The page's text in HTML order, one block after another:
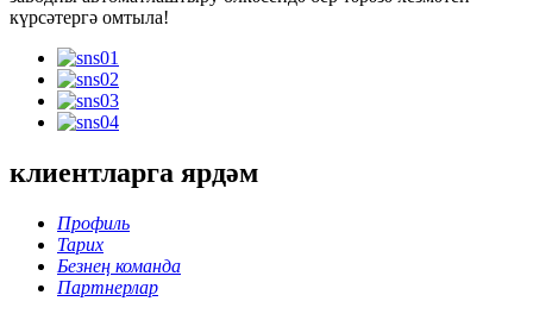
күрсәтергә омтыла!
клиентларга ярдәм
Профиль
Тарих
Безнең команда
Партнерлар